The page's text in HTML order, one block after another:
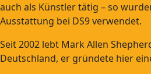
auch als Künstler tätig – so
Ausstattung bei DS9 verwendet.
Seit 2002 lebt Mark Allen
Deutschland, er gründete hier